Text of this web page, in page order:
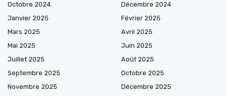
Octobre 2024
Décembre 2024
Janvier 2025
Février 2025
Mars 2025
Avril 2025
Mai 2025
Juin 2025
Juillet 2025
Août 2025
Septembre 2025
Octobre 2025
Novembre 2025
Décembre 2025